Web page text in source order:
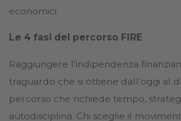
economici.
Le 4 fasi del percorso FIRE
Raggiungere l'indipendenza
traguardo che si ottiene dall’oggi al
percorso che richiede tempo,
autodisciplina. Chi sceglie il